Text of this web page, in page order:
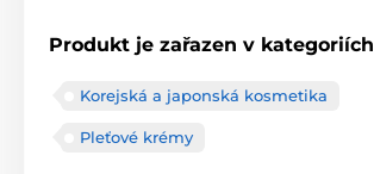
Produkt je zařazen v kategoriích
Korejská a japonská kosmetika
Pleťové krémy